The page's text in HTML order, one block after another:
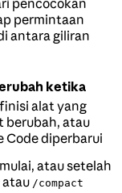
pencocokan
permintaan
antara giliran
ketika
alat yang
berubah, atau
Code diperbarui
atau setelah
atau /compact